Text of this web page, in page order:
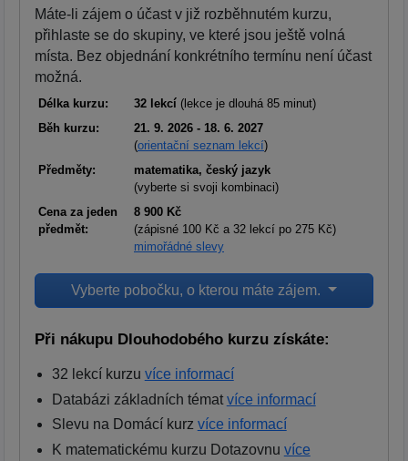
Máte-li zájem o účast v již rozběhnutém kurzu,
přihlaste se do skupiny, ve které jsou ještě volná
místa. Bez objednání konkrétního termínu není účast
možná.
Délka kurzu: 32 lekcí (lekce je dlouhá 85 minut)
Běh kurzu:
21. 9. 2026 - 18. 6. 2027
(orientační seznam lekcí)
Předměty:
matematika, český jazyk
(vyberte si svoji kombinaci)
Cena za jeden
předmět:
8 900 Kč
(zápisné 100 Kč a 32 lekcí po 275 Kč)
mimořádné slevy
Vyberte pobočku, o kterou máte zájem.
Při nákupu Dlouhodobého kurzu získáte:
32 lekcí kurzu více informací
Databázi základních témat více informací
Slevu na Domácí kurz více informací
K matematickému kurzu Dotazovnu více